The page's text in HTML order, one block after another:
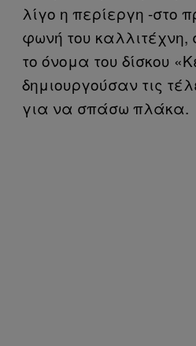
λίγο η περίεργη -στο
φωνή του
το όνομα του δίσκου
δημιουργούσαν τις
για να σπάσω πλάκα.